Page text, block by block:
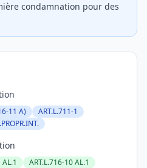
condamnation pour des
11 A)
ART.L.711-1
ART.L.716-10 AL.1